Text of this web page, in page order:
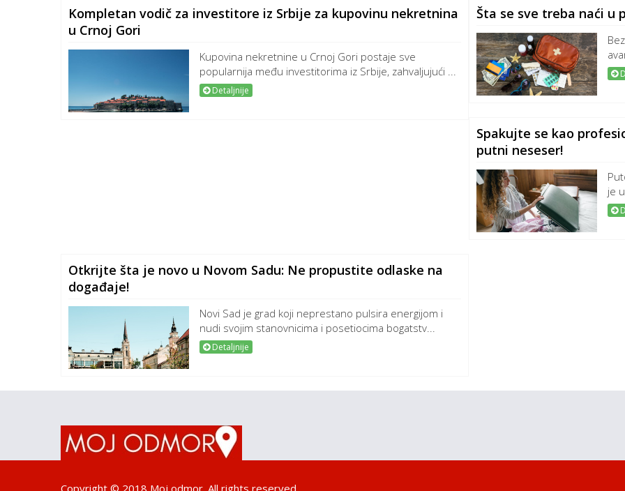
Kompletan vodič za investitore iz Srbije za kupovinu nekretnina
u Crnoj Gori
Kupovina nekretnine u Crnoj Gori postaje sve
popularnija među investitorima iz Srbije, zahvaljujući ...
Detaljnije
Šta se sve treba naći u
Spakujte se kao
putni neseser!
je
Otkrijte šta je novo u Novom Sadu: Ne propustite odlaske na
događaje!
Novi Sad je grad koji neprestano pulsira energijom i
nudi svojim stanovnicima i posetiocima bogatstv...
Detaljnije
Copyright © 2018 Moj odmor. All rights reserved.